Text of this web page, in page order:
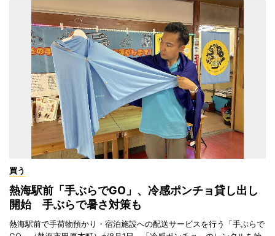
買う
熱海駅前「手ぶらでGO」、冷感ポンチョ貸し出し
開始 手ぶらで暑さ対策も
熱海駅前で手荷物預かり・宿泊施設への配送サービスを行う「手ぶらで